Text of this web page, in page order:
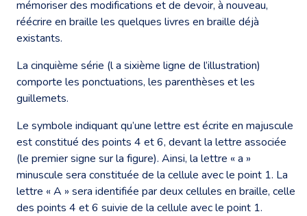
mémoriser des modifications et de devoir, à nouveau,
réécrire en braille les quelques livres en braille déjà
existants.
La cinquième série (l a sixième ligne de l’illustration)
comporte les ponctuations, les parenthèses et les
guillemets.
Le symbole indiquant qu’une lettre est écrite en majuscule
est constitué des points 4 et 6, devant la lettre associée
(le premier signe sur la figure). Ainsi, la lettre « a »
minuscule sera constituée de la cellule avec le point 1. La
lettre « A » sera identifiée par deux cellules en braille, celle
des points 4 et 6 suivie de la cellule avec le point 1.